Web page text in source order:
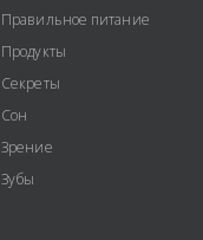
Правильное питание
Продукты
Секреты
Сон
Зрение
Зубы